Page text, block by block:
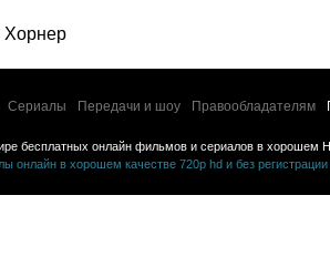
Хорнер
Сериалы Передачи и шоу Правообладателям
бесплатных онлайн фильмов и сериалов в хорошем
онлайн в хорошем качестве 720p hd и без